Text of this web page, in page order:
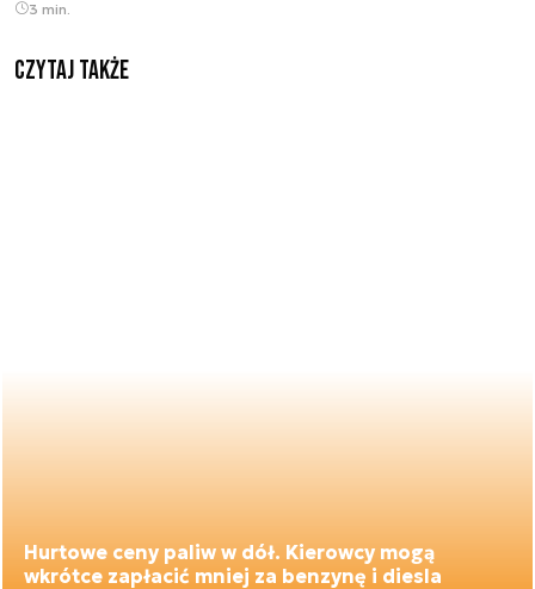
3 min.
Czytaj także
Hurtowe ceny paliw w dół. Kierowcy mogą
wkrótce zapłacić mniej za benzynę i diesla